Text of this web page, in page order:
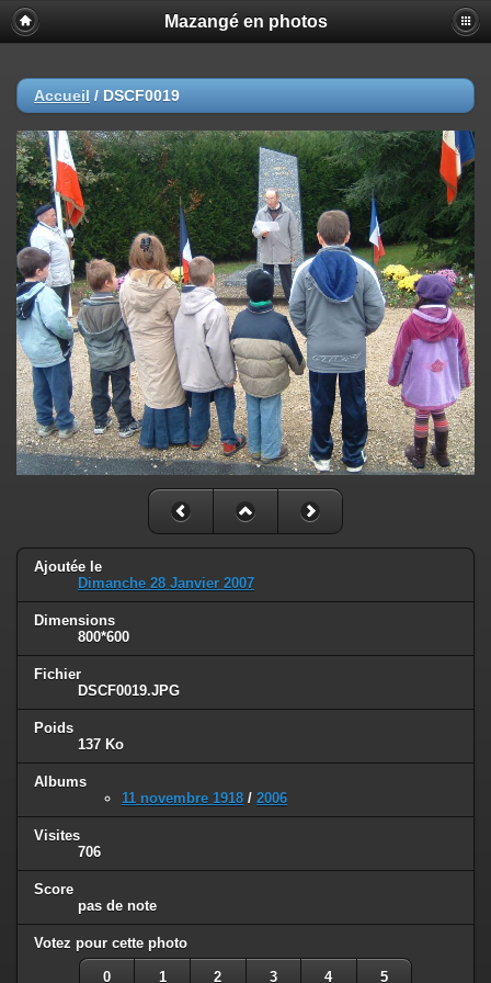
Mazangé en photos
Accueil / DSCF0019
Ajoutée le
Dimanche 28 Janvier 2007
Dimensions
800*600
Fichier
DSCF0019.JPG
Poids
137 Ko
Albums
11 novembre 1918 / 2006
Visites
706
Score
pas de note
Votez pour cette photo
0 1 2 3 4 5